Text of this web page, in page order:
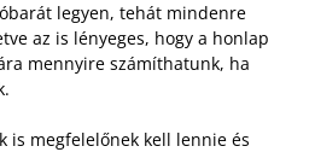
legyen, tehát mindenre
az is lényeges, hogy a honlap
mennyire számíthatunk, ha
is megfelelőnek kell lennie és